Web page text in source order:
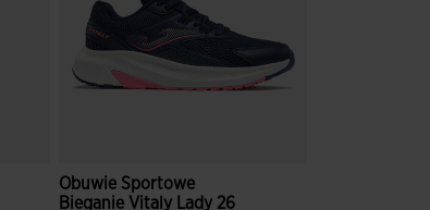
Obuwie Sportowe
Bieganie Vitaly Lady 26